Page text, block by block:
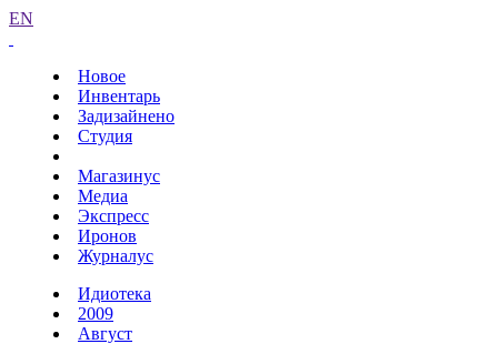
EN
Новое
Инвентарь
Задизайнено
Студия
Магазинус
Медиа
Экспресс
Иронов
Журналус
Идиотека
2009
Август